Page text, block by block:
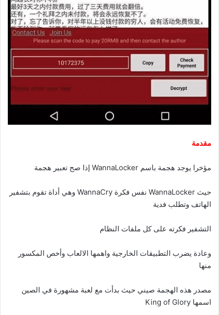
مقدمة
مؤخرا يوجد هجمة باسم WannaLocker إذا صح تعبير هجمة
حيث WannaLocker نفس فكرة WannaCry وهي أداة تقوم بتشفير
الهاتف وتطلب فدية
التشفير فكرته على كل ملفات النظام
وعادة يضرب التطبيقات الخارجية واهمها الالعاب وأخص المكسور
منها
مصدر هذه الهجمة صيني حيث بدأت مع لعبة مشهورة في الصين
اسمها King of Glory